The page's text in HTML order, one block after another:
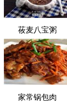
莜麦八宝粥
家常锅包肉